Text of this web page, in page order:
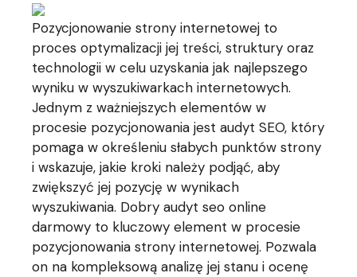
Pozycjonowanie strony internetowej to
proces optymalizacji jej treści, struktury oraz
technologii w celu uzyskania jak najlepszego
wyniku w wyszukiwarkach internetowych.
Jednym z ważniejszych elementów w
procesie pozycjonowania jest audyt SEO, który
pomaga w określeniu słabych punktów strony
i wskazuje, jakie kroki należy podjąć, aby
zwiększyć jej pozycję w wynikach
wyszukiwania. Dobry audyt seo online
darmowy to kluczowy element w procesie
pozycjonowania strony internetowej. Pozwala
on na kompleksową analizę jej stanu i ocenę